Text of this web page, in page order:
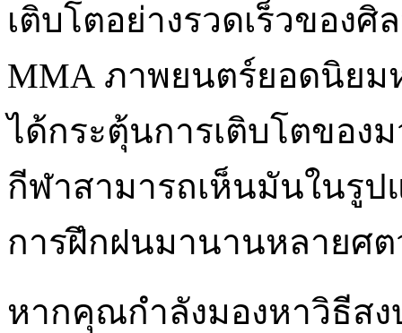
เติบโตอย่างรวดเร็วของ
MMA ภาพยนตร์ยอดนิยม
ได้กระตุ้นการเติบโตของ
กีฬาสามารถเห็นมันในรูป
การฝึกฝนมานานหลายศต
หากคุณกำลังมองหาวิธีส